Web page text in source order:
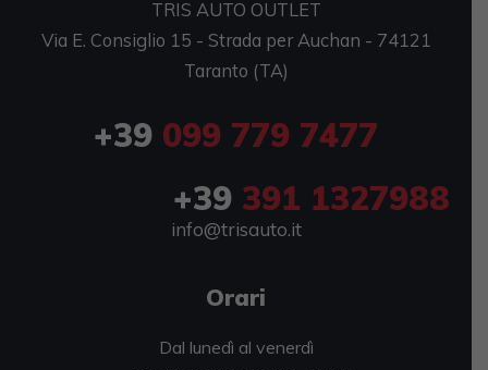
TRIS AUTO OUTLET
Via E. Consiglio 15 - Strada per Auchan - 74121
Taranto (TA)
+39 099 779 7477
+39 391 1327988
info@trisauto.it
Orari
Dal lunedì al venerdì